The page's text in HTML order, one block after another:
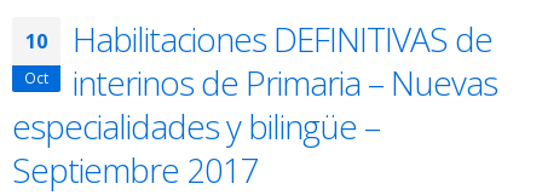
10
Oct
Habilitaciones DEFINITIVAS de
interinos de Primaria – Nuevas
especialidades y bilingüe –
Septiembre 2017